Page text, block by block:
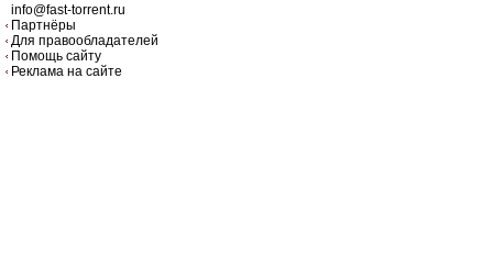
info@fast-torrent.ru
Партнёры
Для правообладателей
Помощь сайту
Реклама на сайте